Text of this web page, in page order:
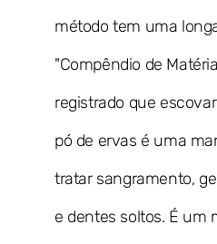
método tem uma
"Compêndio de
registrado que
pó de ervas é uma
tratar sangramento,
e dentes soltos. É um